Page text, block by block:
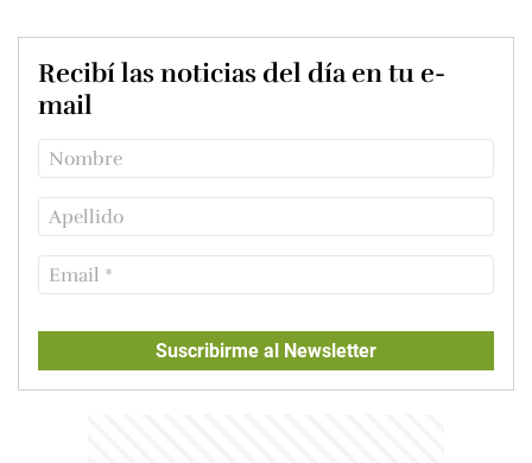
Recibí las noticias del día en tu e-
mail
Suscribirme al Newsletter